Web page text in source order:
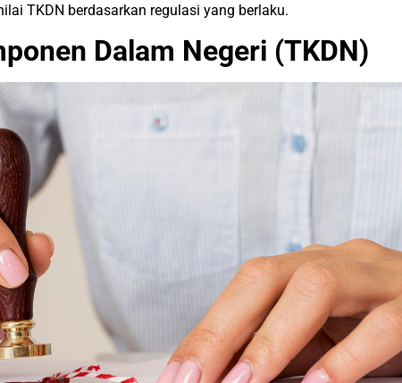
TKDN berdasarkan regulasi yang berlaku.
Dalam Negeri (TKDN)